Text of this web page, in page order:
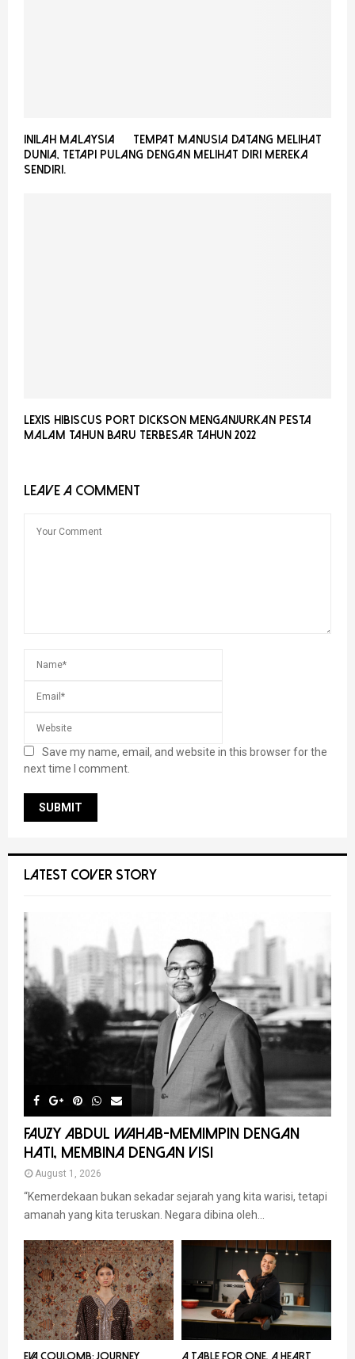
Inilah Malaysia — Tempat Manusia Datang Melihat
Dunia, Tetapi Pulang Dengan Melihat Diri Mereka
Sendiri.
Lexis Hibiscus Port Dickson Menganjurkan Pesta
Malam Tahun Baru Terbesar Tahun 2022
LEAVE A COMMENT
Save my name, email, and website in this browser for the
next time I comment.
LATEST COVER STORY
FAUZY ABDUL WAHAB-MEMIMPIN DENGAN
HATI, MEMBINA DENGAN VISI
August 1, 2026
“Kemerdekaan bukan sekadar sejarah yang kita warisi, tetapi
amanah yang kita teruskan. Negara dibina oleh...
EVA COULOMB: JOURNEY A TABLE FOR ONE, A HEART